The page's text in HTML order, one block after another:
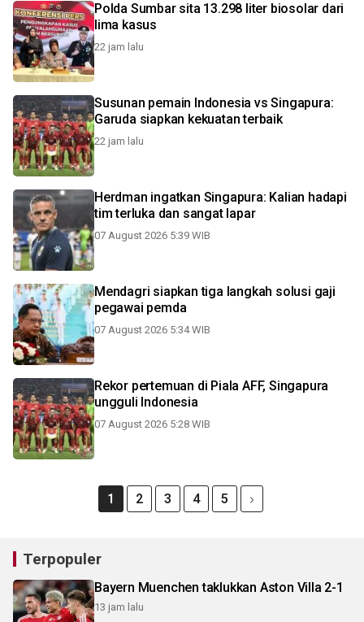
Polda Sumbar sita 13.298 liter biosolar dari
lima kasus
22 jam lalu
Susunan pemain Indonesia vs Singapura:
Garuda siapkan kekuatan terbaik
22 jam lalu
Herdman ingatkan Singapura: Kalian hadapi
tim terluka dan sangat lapar
07 August 2026 5:39 WIB
Mendagri siapkan tiga langkah solusi gaji
pegawai pemda
07 August 2026 5:34 WIB
Rekor pertemuan di Piala AFF, Singapura
ungguli Indonesia
07 August 2026 5:28 WIB
1 2 3 4 5
Terpopuler
Bayern Muenchen taklukkan Aston Villa 2-1
13 jam lalu